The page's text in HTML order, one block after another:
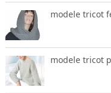
modele tricot
modele tricot